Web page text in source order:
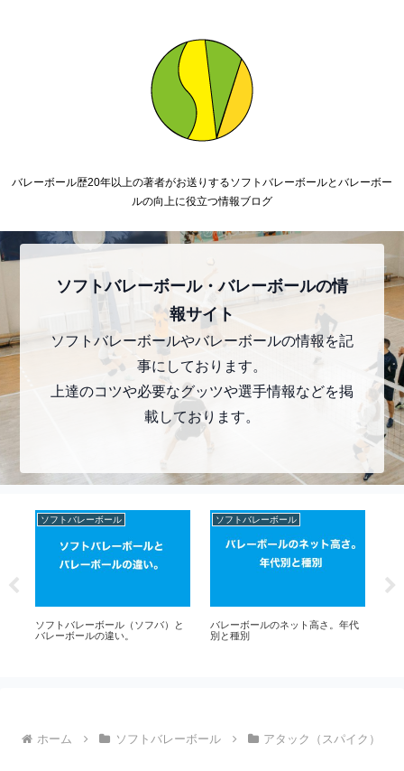
バレーボール歴20年以上の著者がお送りするソフトバレーボールとバレーボー
ルの向上に役立つ情報ブログ
ソフトバレーボール・バレーボールの情
報サイト
ソフトバレーボールやバレーボールの情報を記
事にしております。
上達のコツや必要なグッツや選手情報などを掲
載しております。
ソフトバレーボール
ソフトバレーボール（ソフバ）と
バレーボールの違い。
ソフトバレーボール
バレーボールのネット高さ。年代
別と種別
ホーム ソフトバレーボール アタック（スパイク）